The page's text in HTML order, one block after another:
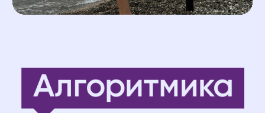
— дополнительные кружки
и секции
возможна оплата материнским
капиталом.
Подробнее — в телеграме
@Lomonosiki_perm.